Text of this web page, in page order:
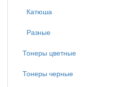
Катюша
Разные
Тонеры цветные
Тонеры черные